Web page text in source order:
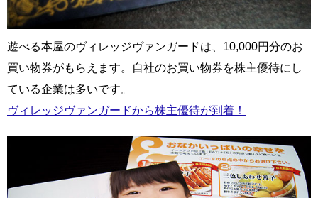
遊べる本屋のヴィレッジヴァンガードは、10,000円分のお
買い物券がもらえます。自社のお買い物券を株主優待にし
ている企業は多いです。
ヴィレッジヴァンガードから株主優待が到着！